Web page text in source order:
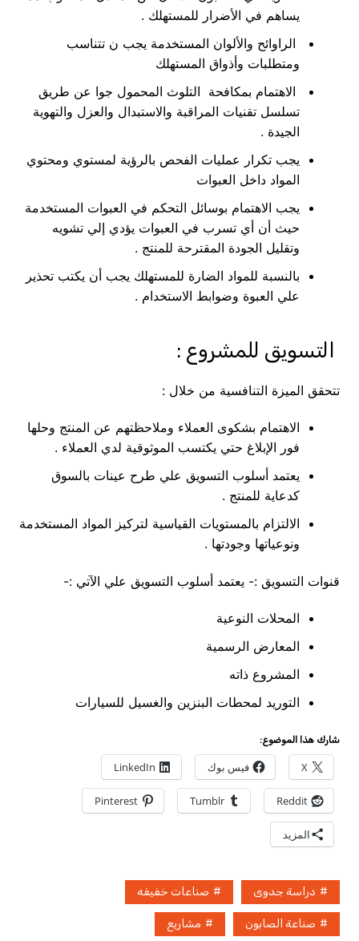
يساهم في الأضرار للمستهلك .
الراوائح والألوان المستخدمة يجب ن تتناسب
ومتطلبات وأذواق المستهلك
الاهتمام بمكافحة التلوث المحمول جوا عن طريق
تسلسل تقنيات المراقبة والاستبدال والعزل والتهوية
الجيدة .
يجب تكرار عمليات الفحص بالرؤية لمستوي ومحتوي
المواد داخل العبوات
يجب الاهتمام بوسائل التحكم في العبوات المستخدمة
حيث أن أي تسرب في العبوات يؤدي إلي تشويه
وتقليل الجودة المقترحة للمنتج .
بالنسبة للمواد الضارة للمستهلك يجب أن يكتب تحذير
علي العبوة وضوابط الاستخدام .
التسويق للمشروع :
تتحقق الميزة التنافسية من خلال :
الاهتمام بشكوى العملاء وملاحظتهم عن المنتج وحلها
فور الإبلاغ حتي يكتسب الموثوقية لدي العملاء .
يعتمد أسلوب التسويق علي طرح عينات بالسوق
كدعاية للمنتج .
الالتزام بالمستويات القياسية لتركيز المواد المستخدمة
ونوعياتها وجودتها .
قنوات التسويق :- يعتمد أسلوب التسويق علي الآتي :-
المحلات النوعية
المعارض الرسمية
المشروع ذاته
التوريد لمحطات البنزين والغسيل للسيارات
شارك هذا الموضوع:
X فيس بوك LinkedIn
Reddit
Tumblr
Pinterest
المزيد
دراسة جدوى صناعات خفيفه
صناعة الصابون مشاريع